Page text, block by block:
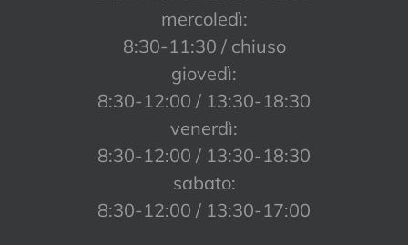
mercoledì:
8:30-11:30 / chiuso
giovedì:
8:30-12:00 / 13:30-18:30
venerdì:
8:30-12:00 / 13:30-18:30
sabato:
8:30-12:00 / 13:30-17:00